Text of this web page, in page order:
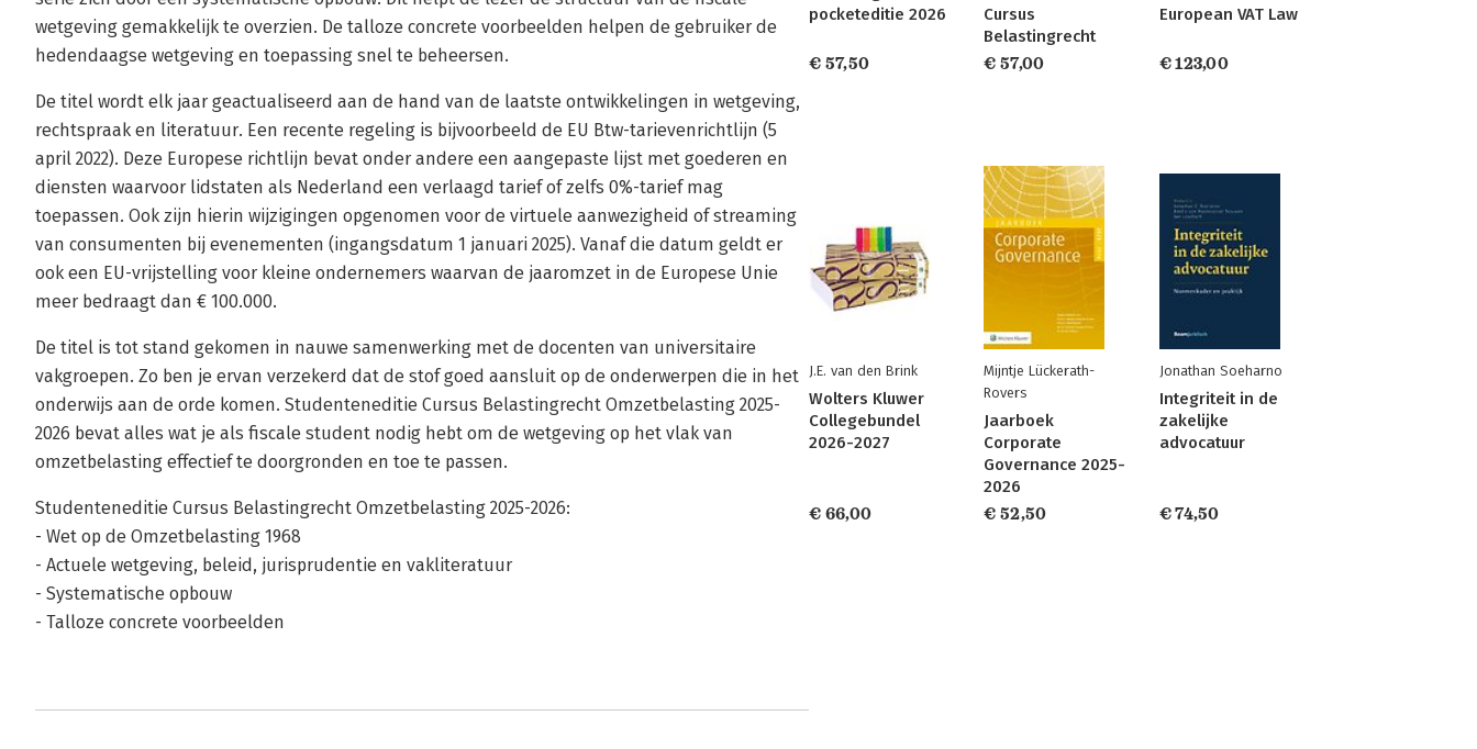
wetgeving gemakkelijk te overzien. De talloze concrete voorbeelden helpen de gebruiker de
hedendaagse wetgeving en toepassing snel te beheersen.
De titel wordt elk jaar geactualiseerd aan de hand van de laatste ontwikkelingen in wetgeving,
rechtspraak en literatuur. Een recente regeling is bijvoorbeeld de EU Btw-tarievenrichtlijn (5
april 2022). Deze Europese richtlijn bevat onder andere een aangepaste lijst met goederen en
diensten waarvoor lidstaten als Nederland een verlaagd tarief of zelfs 0%-tarief mag
toepassen. Ook zijn hierin wijzigingen opgenomen voor de virtuele aanwezigheid of streaming
van consumenten bij evenementen (ingangsdatum 1 januari 2025). Vanaf die datum geldt er
ook een EU-vrijstelling voor kleine ondernemers waarvan de jaaromzet in de Europese Unie
meer bedraagt dan € 100.000.
De titel is tot stand gekomen in nauwe samenwerking met de docenten van universitaire
vakgroepen. Zo ben je ervan verzekerd dat de stof goed aansluit op de onderwerpen die in het
onderwijs aan de orde komen. Studenteneditie Cursus Belastingrecht Omzetbelasting 2025-
2026 bevat alles wat je als fiscale student nodig hebt om de wetgeving op het vlak van
omzetbelasting effectief te doorgronden en toe te passen.
Studenteneditie Cursus Belastingrecht Omzetbelasting 2025-2026:
- Wet op de Omzetbelasting 1968
- Actuele wetgeving, beleid, jurisprudentie en vakliteratuur
- Systematische opbouw
- Talloze concrete voorbeelden
pocketeditie 2026
€ 57,50
Cursus
Belastingrecht
€ 57,00
European VAT Law
€ 123,00
J.E. van den Brink
Wolters Kluwer
Collegebundel
2026-2027
€ 66,00
Mijntje Lückerath-
Rovers
Jaarboek
Corporate
Governance 2025-
2026
€ 52,50
Jonathan Soeharno
Integriteit in de
zakelijke
advocatuur
€ 74,50